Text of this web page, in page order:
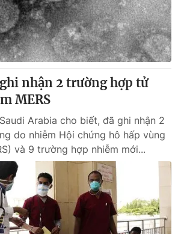
Podcast
Infographic
Shorts video
VTV Thể thao
nhận 2 trường hợp tử
MERS
Arabia cho biết, đã ghi nhận 2
do nhiễm Hội chứng hô hấp vùng
và 9 trường hợp nhiễm mới...